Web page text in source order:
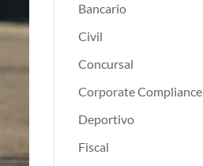
Bancario
Civil
Concursal
Corporate Compliance
Deportivo
Fiscal